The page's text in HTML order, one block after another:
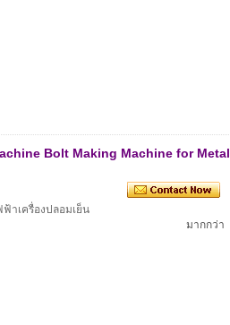
Bolt Making Machine for Metal
าเครื่องปลอมเย็น
มากกว่า